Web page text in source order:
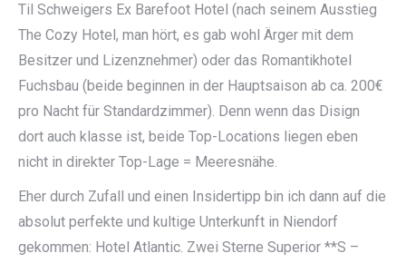
Til Schweigers Ex Barefoot Hotel (nach seinem Ausstieg
The Cozy Hotel, man hört, es gab wohl Ärger mit dem
Besitzer und Lizenznehmer) oder das Romantikhotel
Fuchsbau (beide beginnen in der Hauptsaison ab ca. 200€
pro Nacht für Standardzimmer). Denn wenn das Disign
dort auch klasse ist, beide Top-Locations liegen eben
nicht in direkter Top-Lage = Meeresnähe.
Eher durch Zufall und einen Insidertipp bin ich dann auf die
absolut perfekte und kultige Unterkunft in Niendorf
gekommen: Hotel Atlantic. Zwei Sterne Superior **S –